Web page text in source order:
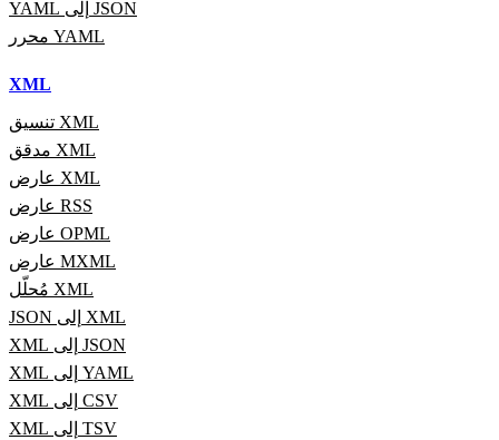
YAML إلى JSON
محرر YAML
XML
تنسيق XML
مدقق XML
عارض XML
عارض RSS
عارض OPML
عارض MXML
مُحلّل XML
JSON إلى XML
XML إلى JSON
XML إلى YAML
XML إلى CSV
XML إلى TSV